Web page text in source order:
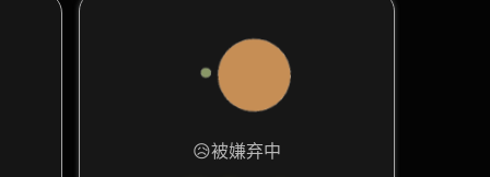
😥被嫌弃中